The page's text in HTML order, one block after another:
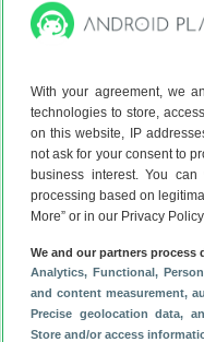
With your agreement, we
technologies to store,
on this website, IP
not ask for your consent to
business interest. You
processing based on
More” or in our Privacy
We and our partners
Analytics, Functional,
and content measurement,
Precise geolocation data,
Store and/or access
Fold 8 Ultra
(28-7)
Déze merken bieden
Dit zijn in 2026 de